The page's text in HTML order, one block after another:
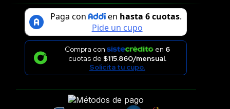
Compra con en 6
cuotas de $115.860/mensual.
Solicita tu cupo.